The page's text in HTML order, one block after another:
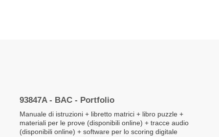
raggruppati
93847A - BAC - Portfolio
Manuale di istruzioni + libretto matrici + libro puzzle +
materiali per le prove (disponibili online) + tracce audio
(disponibili online) + software per lo scoring digitale